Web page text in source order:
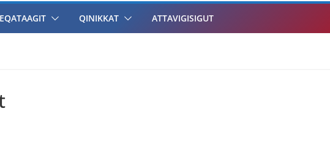
QINIKKAT ATTAVIGISIGUT